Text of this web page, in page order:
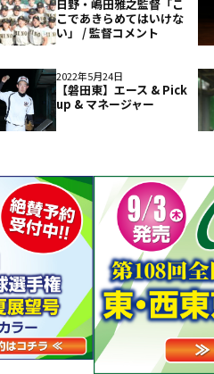
日野・嶋田雅之監督「こ
こであきらめてはいけな
い」 / 監督コメント
2022年5月24日
【磐田東】エース & Pick
up & マネージャー